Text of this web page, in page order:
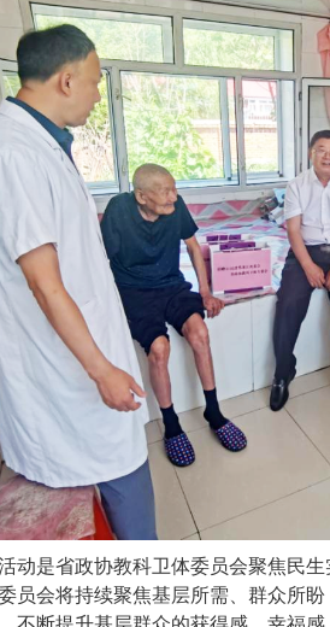
动是省政协教科卫体委员会聚焦民
员会将持续聚焦基层所需、群众所